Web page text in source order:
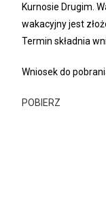
Kurnosie Drugim.
wakacyjny jest
Termin składnia
Wniosek do
POBIERZ